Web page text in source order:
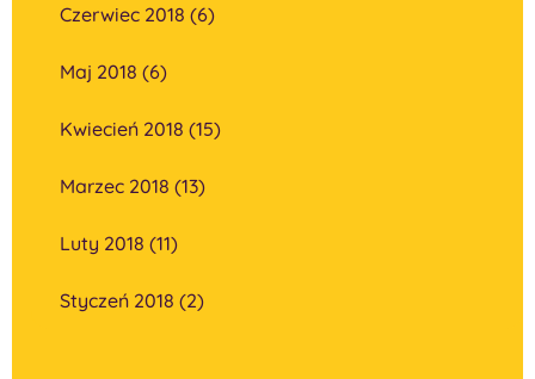
Czerwiec 2018 (6)
Maj 2018 (6)
Kwiecień 2018 (15)
Marzec 2018 (13)
Luty 2018 (11)
Styczeń 2018 (2)